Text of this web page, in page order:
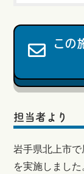
この
担当者より
岩手県北上市
を実施しました